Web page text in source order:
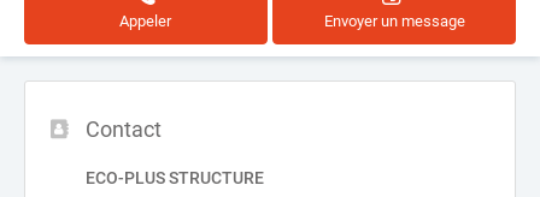
Appeler Envoyer un message
Contact
ECO-PLUS STRUCTURE